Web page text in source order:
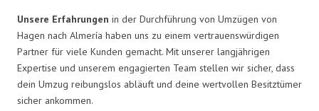
Unsere Erfahrungen in der Durchführung von Umzügen von
Hagen nach Almería haben uns zu einem vertrauenswürdigen
Partner für viele Kunden gemacht. Mit unserer langjährigen
Expertise und unserem engagierten Team stellen wir sicher, dass
dein Umzug reibungslos abläuft und deine wertvollen Besitztümer
sicher ankommen.